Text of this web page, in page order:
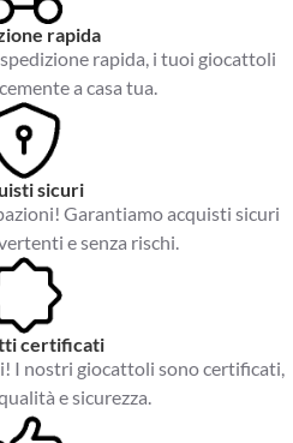
rapida
rapida, i tuoi giocattoli
a casa tua.
sicuri
Garantiamo acquisti sicuri
e senza rischi.
certificati
I nostri giocattoli sono certificati,
e sicurezza.